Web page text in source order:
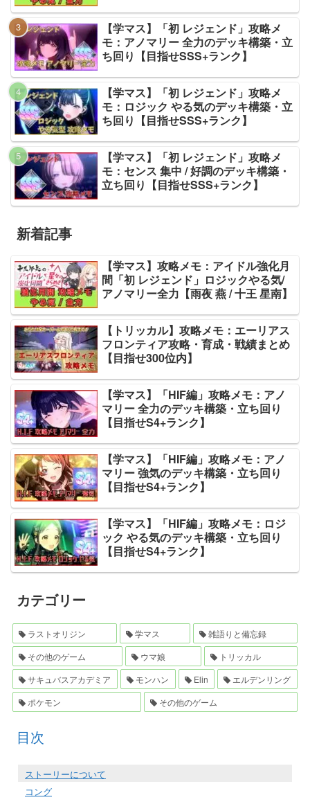
【学マス】「初 レジェンド」攻略メ
モ：アノマリー 全力のデッキ構築・立
ち回り【目指せSSS+ランク】
【学マス】「初 レジェンド」攻略メ
モ：ロジック やる気のデッキ構築・立
ち回り【目指せSSS+ランク】
【学マス】「初 レジェンド」攻略メ
モ：センス 集中 / 好調のデッキ構築・
立ち回り【目指せSSS+ランク】
新着記事
【学マス】攻略メモ：アイドル強化月
間「初 レジェンド」ロジックやる気/
アノマリー全力【雨夜 燕 / 十王 星南】
【トリッカル】攻略メモ：エーリアス
フロンティア攻略・育成・戦績まとめ
【目指せ300位内】
【学マス】「HIF編」攻略メモ：アノ
マリー 全力のデッキ構築・立ち回り
【目指せS4+ランク】
【学マス】「HIF編」攻略メモ：アノ
マリー 強気のデッキ構築・立ち回り
【目指せS4+ランク】
【学マス】「HIF編」攻略メモ：ロジ
ック やる気のデッキ構築・立ち回り
【目指せS4+ランク】
カテゴリー
ラストオリジン 学マス
雑語りと備忘録
その他のゲーム
ウマ娘
トリッカル
サキュバスアカデミア
モンハン Elin
エルデンリング
ポケモン
その他のゲーム
目次
ストーリーについて
コング